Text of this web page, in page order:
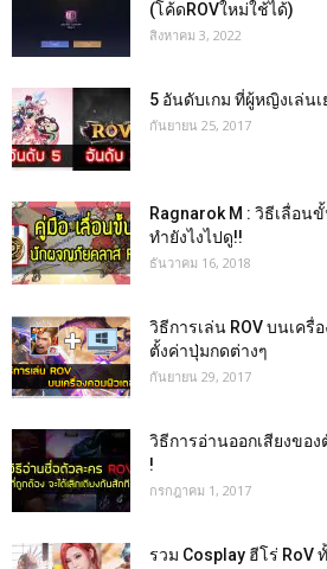
(โค้ดROVใหม่ใช้ได้)
สิงหาคม 3, 2022
5 อันดับเกม ที่ผู้หญิงเล่น
กันยายน 25, 2017
Ragnarok M : วิธีเลื่อ
ทำยังไงไปดู!!
ธันวาคม 16, 2018
วิธีการเล่น ROV บนเครื่
ตั้งค่าปุ่มกดต่างๆ
กันยายน 29, 2017
วิธีการอ่านออกเสียงของ
!
กรกฎาคม 1, 2017
รวม Cosplay ฮีโร่ RoV